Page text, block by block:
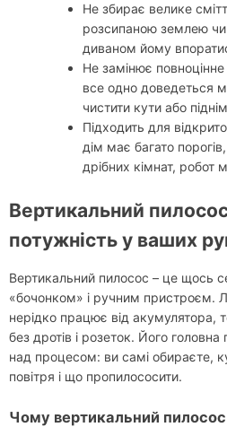
Не збирає велике
розсипаною землею
диваном йому
Не замінює
все одно доведеться
чистити кути або
Підходить для
дім має багато
дрібних кімнат, робот
Вертикальний
потужність у ваших
Вертикальний пилосос – це щось
«бочонком» і ручним пристроєм.
нерідко працює від акумулятора,
без дротів і розеток. Його
над процесом: ви самі обираєте,
повітря і що пропилососити.
Чому вертикальний